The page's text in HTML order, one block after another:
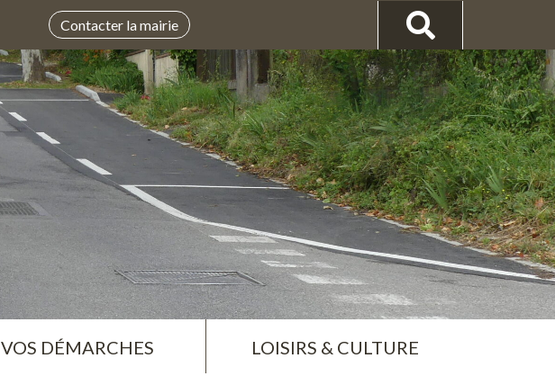
Contacter la mairie
VOS DÉMARCHES LOISIRS & CULTURE